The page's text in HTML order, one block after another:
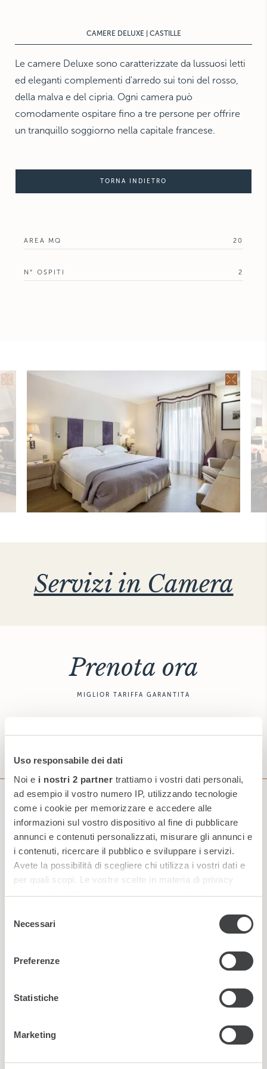
Uso responsabile dei dati
Noi e i nostri 2 partner trattiamo i vostri dati personali,
ad esempio il vostro numero IP, utilizzando tecnologie
come i cookie per memorizzare e accedere alle
informazioni sul vostro dispositivo al fine di pubblicare
annunci e contenuti personalizzati, misurare gli annunci e
i contenuti, ricercare il pubblico e sviluppare i servizi.
Avete la possibilità di scegliere chi utilizza i vostri dati e
per quali scopi. Le vostre scelte in materia di privacy
sono applicabili solo su questa proprietà digitale in cui
revocare il proprio consenso in qualsiasi momento dalla
Dichiarazione sui cookie o facendo clic sull'icona di
e imposta le tue preferenze nella
sezione dettagli. Puoi
modificare o ritirare il tuo consenso in qualsiasi momento
annunci, per fornire funzionalità dei social media e per
delNecessari
Preferenze
Statistiche
Marketing
Villa La FavoritaCAMERE DELUXE | CASTILLE
Le camere Deluxe sono caratterizzate da lussuosi letti
ed eleganti complementi d'arredo sui toni del rosso,
della malva e del cipria. Ogni camera può
comodamente ospitare fino a tre persone per offrire
un tranquillo soggiorno nella capitale francese.
TORNA INDIETRO
AREA MQ 20
N° OSPITI 2
Servizi in Camera
Prenota ora
MIGLIOR TARIFFA GARANTITA
PRENOTA
Iscriviti alla nostra Newsletter
Ho letto e accetto la
Nuovo